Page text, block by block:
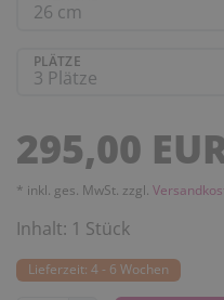
PLÄTZE
295,00
* inkl. ges. MwSt. zzgl.
Inhalt: 1 Stück
Lieferzeit: 4 - 6 Wochen